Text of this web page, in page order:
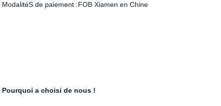
ModalitéS de paiement :FOB Xiamen en Chine
Pourquoi a choisi de nous !